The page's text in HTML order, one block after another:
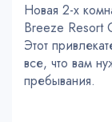
Новая 2-х
Breeze Resort
Этот
все, что вам
пребывания.